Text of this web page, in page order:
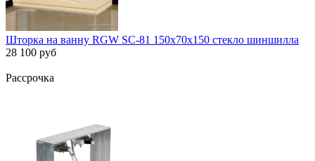
Шторка на ванну RGW SC-81 150х70х150 стекло шиншилла
28 100 руб
Рассрочка